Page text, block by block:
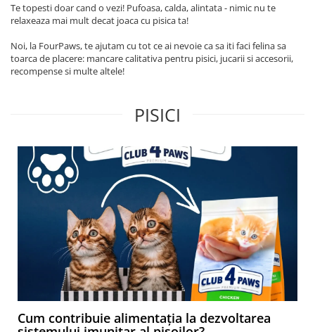
Te topesti doar cand o vezi! Pufoasa, calda, alintata - nimic nu te
relaxeaza mai mult decat joaca cu pisica ta!
Noi, la FourPaws, te ajutam cu tot ce ai nevoie ca sa iti faci felina sa
toarca de placere: mancare calitativa pentru pisici, jucarii si accesorii,
recompense si multe altele!
PISICI
Cum contribuie alimentația la dezvoltarea